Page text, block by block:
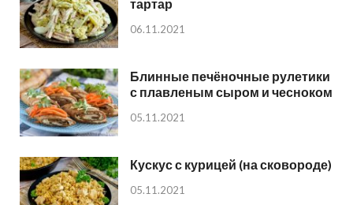
тартар
06.11.2021
Блинные печёночные рулетики
с плавленым сыром и чесноком
05.11.2021
Кускус с курицей (на сковороде)
05.11.2021